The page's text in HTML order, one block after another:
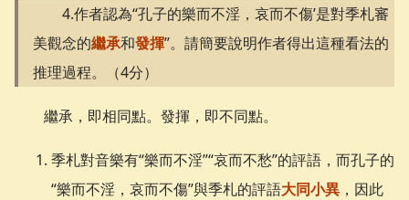
4.作者認為“孔子的樂而不淫，哀而不傷’是對季札審
美觀念的繼承和發揮”。請簡要說明作者得出這種看法的
推理過程。（4分）
繼承，即相同點。發揮，即不同點。
季札對音樂有“樂而不淫”“哀而不愁”的評語，而孔子的
“樂而不淫，哀而不傷”與季札的評語大同小異 ，因此